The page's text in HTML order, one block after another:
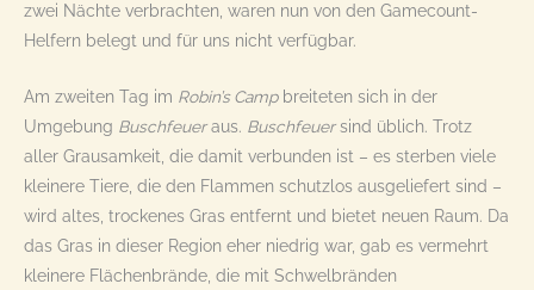
zwei Nächte verbrachten, waren nun von den Gamecount-
Helfern belegt und für uns nicht verfügbar.
Am zweiten Tag im Robin’s Campbreiteten sich in der
Umgebung Buschfeueraus. Buschfeuersind üblich. Trotz
aller Grausamkeit, die damit verbunden ist – es sterben viele
kleinere Tiere, die den Flammen schutzlos ausgeliefert sind –
wird altes, trockenes Gras entfernt und bietet neuen Raum. Da
das Gras in dieser Region eher niedrig war, gab es vermehrt
kleinere Flächenbrände, die mit Schwelbränden